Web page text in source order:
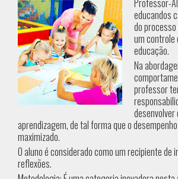
Professor-
educandos
do
um
educação.
Na
professor
aprendizagem, de tal forma que o
maximizado.
O aluno é considerado como um recipiente de
reflexões.